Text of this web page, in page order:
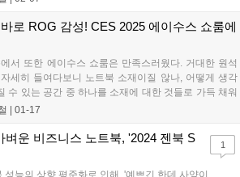
로 ROG 감성! CES 2025 에이수스 쇼룸에
서 또한 에이수스 쇼룸은 만족스러웠다. 거대한 원석
세히 들여다보니 노트북 소재이질 않나, 어떻게 생각
수 있는 공간 중 하나를 소재에 대한 것들로 가득 채워
신제품 그래픽카드 구경하러 갔다가 눈을 어디에 두
CES 2025 에이수스 쇼룸을 사진으로 준비했다....
01-17
벼운 비즈니스 노트북, '2024 젠북 S
성능의 상향 평준화로 인해, '예쁘긴 한데 사양이
1